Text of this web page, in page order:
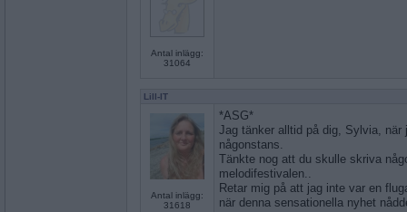
Antal inlägg:
31064
Lill-IT
Antal inlägg:
31618
*ASG*
Jag tänker alltid på dig, Sylvia, när
någonstans.
Tänkte nog att du skulle skriva
melodifestivalen..
Retar mig på att jag inte var en
när denna sensationella nyhet